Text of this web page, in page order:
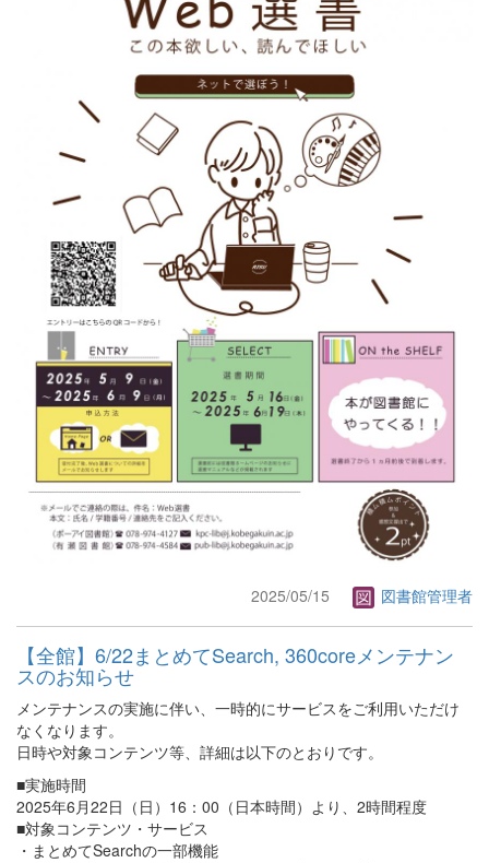
2025/05/15 図書館管理者
【全館】6/22まとめてSearch, 360coreメンテナン
スのお知らせ
メンテナンスの実施に伴い、一時的にサービスをご利用いただけ
なくなります。
日時や対象コンテンツ等、詳細は以下のとおりです。
■実施時間
2025年6月22日（日）16：00（日本時間）より、2時間程度
■対象コンテンツ・サービス
・まとめてSearchの一部機能